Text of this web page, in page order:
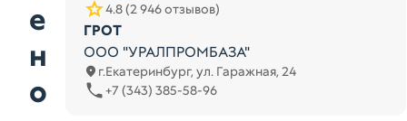
е
н
о
4.8 (2 946 отзывов)
ГРОТ
ООО "УРАЛПРОМБАЗА"
г.Екатеринбург, ул. Гаражная, 24
+7 (343) 385-58-96